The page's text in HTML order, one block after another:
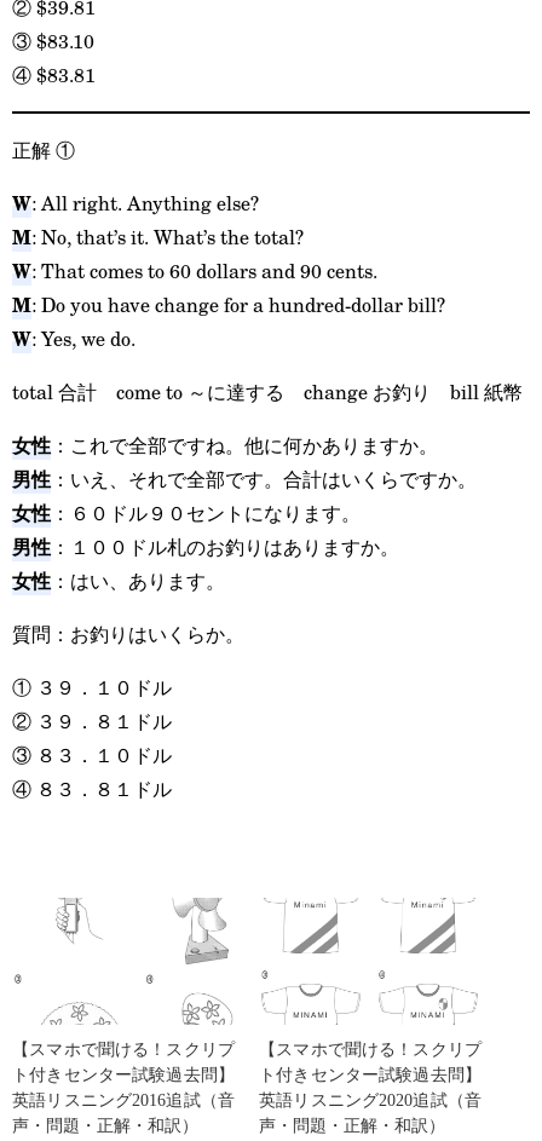
②$39.81
③$83.10
④$83.81
正解①
W: All right. Anything else?
M: No, that’s it. What’s the total?
W: That comes to 60 dollars and 90 cents.
M: Do you have change for a hundred-dollar bill?
W: Yes, we do.
total 合計 come to ～に達する change お釣り bill 紙幣
女性 ：これで全部ですね。他に何かありますか。
男性 ：いえ、それで全部です。合計はいくらですか。
女性 ：６０ドル９０セントになります。
男性 ：１００ドル札のお釣りはありますか。
女性 ：はい、あります。
質問：お釣りはいくらか。
① ３９．１０ドル
② ３９．８１ドル
③ ８３．１０ドル
④ ８３．８１ドル
【スマホで聞ける！スクリプ
ト付きセンター試験過去問】
英語リスニング2016追試（音
声・問題・正解・和訳）
【スマホで聞ける！スクリプ
ト付きセンター試験過去問】
英語リスニング2020追試（音
声・問題・正解・和訳）